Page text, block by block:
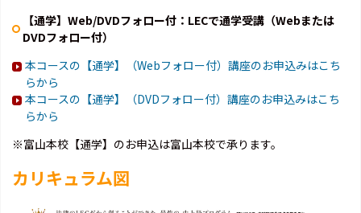
【通学】Web/DVDフォロー付：LECで通学受講（Webまたは
DVDフォロー付）
本コースの【通学】（Webフォロー付）講座のお申込みはこち
らから
本コースの【通学】（DVDフォロー付）講座のお申込みはこち
らから
※富山本校【通学】のお申込は富山本校で承ります。
カリキュラム図